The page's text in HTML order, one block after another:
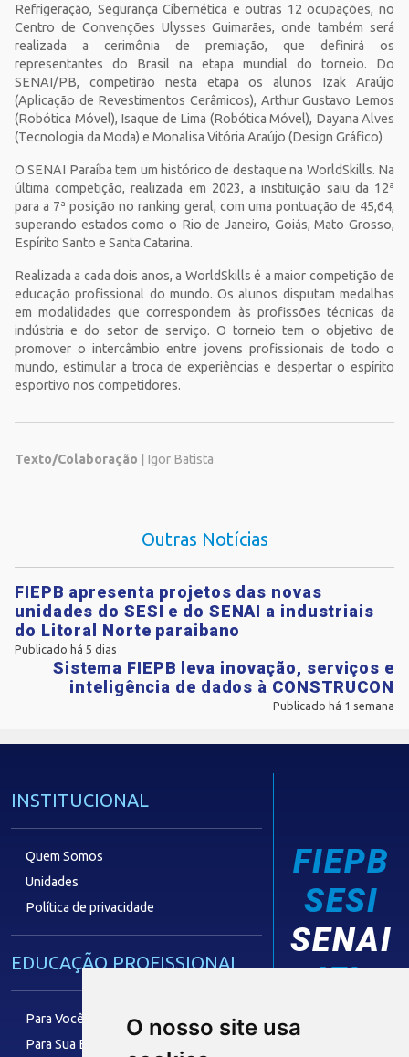
O nosso site usa
Refrigeração, Segurança Cibernética e outras 12 ocupações, no
Centro de Convenções Ulysses Guimarães, onde também será
realizada a cerimônia de premiação, que definirá os
representantes do Brasil na etapa mundial do torneio. Do
SENAI/PB, competirão nesta etapa os alunos Izak Araújo
(Aplicação de Revestimentos Cerâmicos), Arthur Gustavo Lemos
(Robótica Móvel), Isaque de Lima (Robótica Móvel), Dayana Alves
(Tecnologia da Moda) e Monalisa Vitória Araújo (Design Gráfico)
O SENAI Paraíba tem um histórico de destaque na WorldSkills. Na
última competição, realizada em 2023, a instituição saiu da 12ª
para a 7ª posição no ranking geral, com uma pontuação de 45,64,
superando estados como o Rio de Janeiro, Goiás, Mato Grosso,
Espírito Santo e Santa Catarina.
Realizada a cada dois anos, a WorldSkills é a maior competição de
educação profissional do mundo. Os alunos disputam medalhas
em modalidades que correspondem às profissões técnicas da
indústria e do setor de serviço. O torneio tem o objetivo de
promover o intercâmbio entre jovens profissionais de todo o
mundo, estimular a troca de experiências e despertar o espírito
esportivo nos competidores.
Texto/Colaboração | Igor Batista
Outras Notícias
FIEPB apresenta projetos das novas
unidades do SESI e do SENAI a industriais
do Litoral Norte paraibano
Publicado há 5 dias
Sistema FIEPB leva inovação, serviços e
inteligência de dados à CONSTRUCON
Publicado há 1 semana
INSTITUCIONAL
Quem Somos
Unidades
Política de privacidade
EDUCAÇÃO PROFISSIONAL
Para Você
Para Sua Empresa
FIEPB
SESI
SENAI
IEL